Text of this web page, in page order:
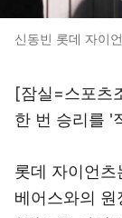
신동빈 롯데 자이
[잠실=스포츠
한 번 승리를 '
롯데 자이언
베어스와의